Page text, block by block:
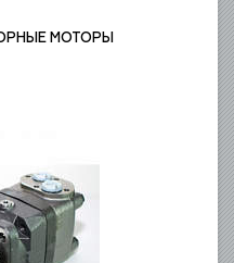
МОТОРЫ